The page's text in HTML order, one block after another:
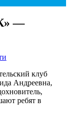
—
клуб
Андреевна,
ребят в